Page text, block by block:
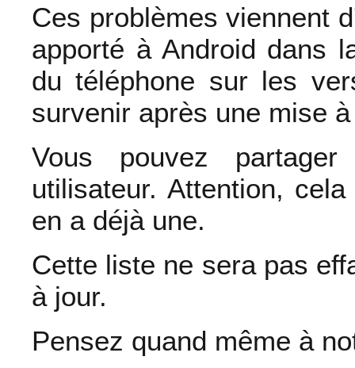
Ces problèmes viennent
apporté à Android dans
du téléphone sur les
survenir après une mise
Vous pouvez
utilisateur. Attention,
en a déjà une.
Cette liste ne sera pas
à jour.
Pensez quand même à